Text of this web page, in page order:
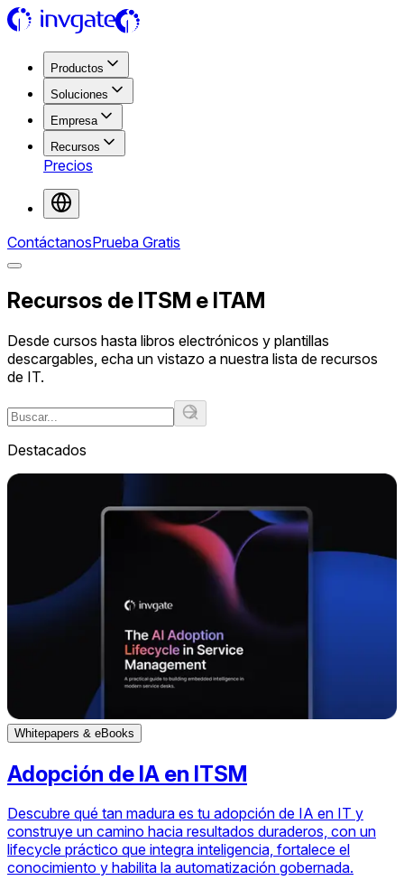
Productos
Soluciones
Empresa
Recursos
Precios
ContáctanosPrueba Gratis
Recursos de ITSM e ITAM
Desde cursos hasta libros electrónicos y plantillas
descargables, echa un vistazo a nuestra lista de recursos
de IT.
Destacados
Whitepapers & eBooks
Adopción de IA en ITSM
Descubre qué tan madura es tu adopción de IA en IT y
construye un camino hacia resultados duraderos, con un
lifecycle práctico que integra inteligencia, fortalece el
conocimiento y habilita la automatización gobernada.